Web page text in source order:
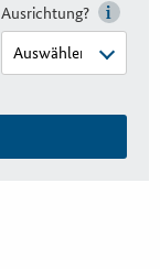
Ausrichtung?